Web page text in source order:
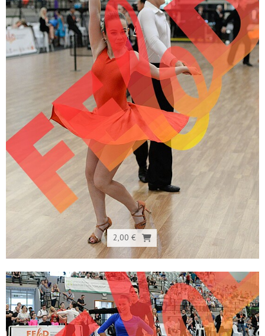
2,00 €